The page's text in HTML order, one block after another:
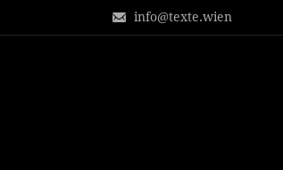
info@texte.wien